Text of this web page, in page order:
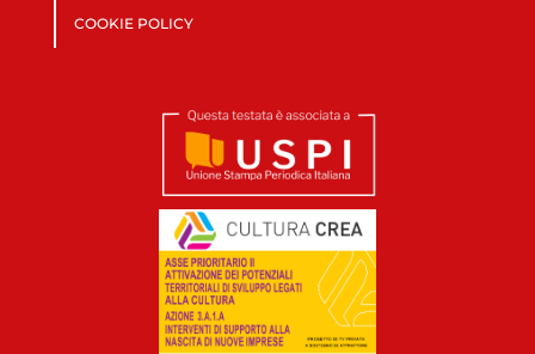
COOKIE POLICY